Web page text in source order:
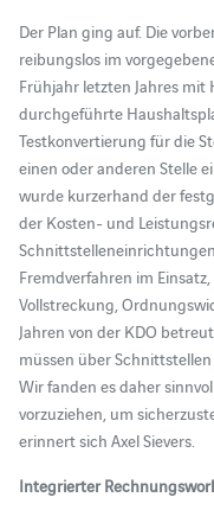
Der Plan ging auf. Die
reibungslos im
Frühjahr letzten Jahres
durchgeführte
Testkonvertierung für die
einen oder anderen Stelle
wurde kurzerhand der
der Kosten- und
Fremdverfahren im
Vollstreckung,
Jahren von der KDO
müssen über
Wir fanden es daher
vorzuziehen, um
erinnert sich Axel Sievers.
Integrierter